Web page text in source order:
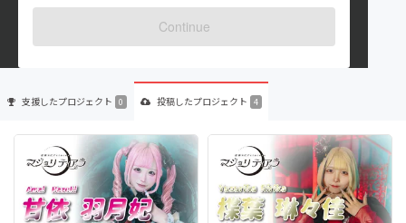
Continue
出身国：日本 出身地：北海道
支援したプロジェクト 0 投稿したプロジェクト 4